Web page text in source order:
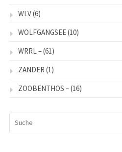
WLV(6)
WOLFGANGSEE(10)
WRRL –(61)
ZANDER (1)
ZOOBENTHOS –(16)
NACH: